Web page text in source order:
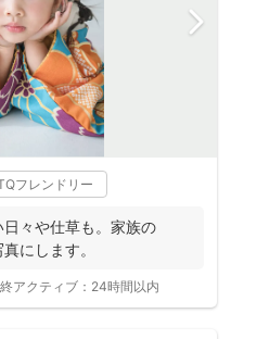
フレンドリー
々や仕草も。家族の
にします。
アクティブ： 24時間以内